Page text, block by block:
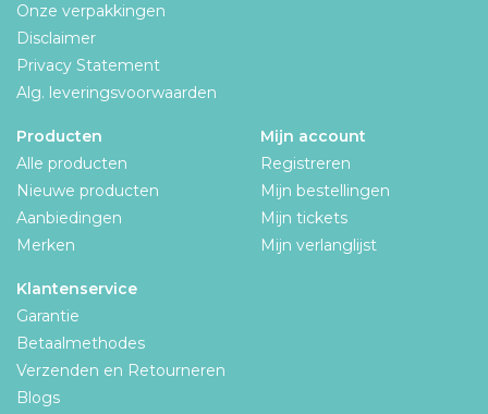
Onze verpakkingen
Disclaimer
Privacy Statement
Alg. leveringsvoorwaarden
Producten
Alle producten
Nieuwe producten
Aanbiedingen
Merken
Mijn account
Registreren
Mijn bestellingen
Mijn tickets
Mijn verlanglijst
Klantenservice
Garantie
Betaalmethodes
Verzenden en Retourneren
Blogs